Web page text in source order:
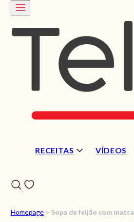
RECEITAS VÍDEOS
Homepage > Sopa de feijão com massa